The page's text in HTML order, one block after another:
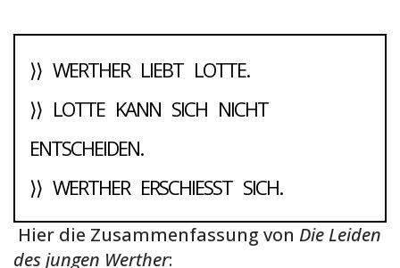
⟩⟩ WERTHER LIEBT LOTTE.
⟩⟩ LOTTE KANN SICH NICHT
ENTSCHEIDEN.
⟩⟩ WERTHER ERSCHIESST SICH.
Hier die Zusammenfassung von Die Leiden
des jungen Werther: